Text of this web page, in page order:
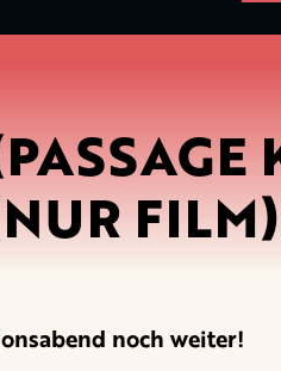
FILM)
noch weiter!